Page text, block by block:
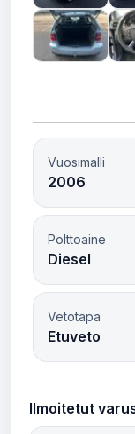
Vuosimalli
2006
Polttoaine
Diesel
Vetotapa
Etuveto
Ilmoitetut